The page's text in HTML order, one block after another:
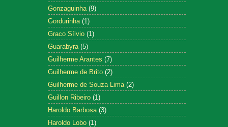
Gonzaguinha (9)
Gordurinha (1)
Graco Sílvio (1)
Guarabyra (5)
Guilherme Arantes (7)
Guilherme de Brito (2)
Guilherme de Souza Lima (2)
Guillon Ribeiro (1)
Haroldo Barbosa (3)
Haroldo Lobo (1)